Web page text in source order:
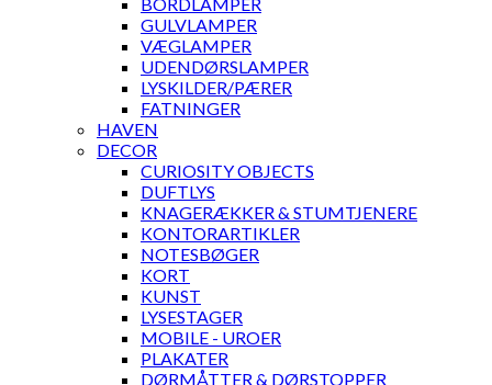
GULVLAMPER
VÆGLAMPER
UDENDØRSLAMPER
LYSKILDER/PÆRER
FATNINGER
HAVEN
DECOR
CURIOSITY OBJECTS
DUFTLYS
KNAGERÆKKER & STUMTJENERE
KONTORARTIKLER
NOTESBØGER
KORT
KUNST
LYSESTAGER
MOBILE - UROER
PLAKATER
DØRMÅTTER & DØRSTOPPER